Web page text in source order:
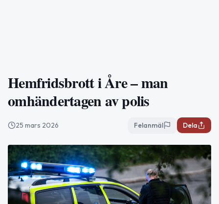
Hemfridsbrott i Åre – man
omhändertagen av polis
25 mars 2026 Felanmäl Dela